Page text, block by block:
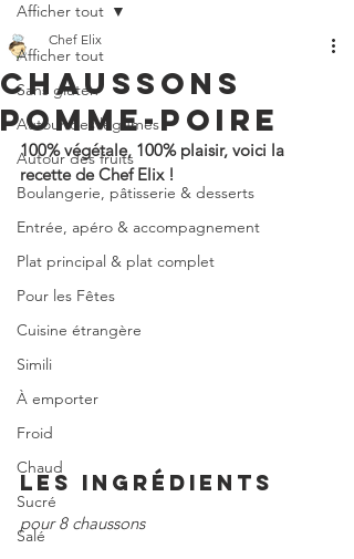
Afficher tout
Sans gluten
Autour des légumes
Autour des fruits
Boulangerie, pâtisserie & desserts
Entrée, apéro & accompagnement
Plat principal & plat complet
Pour les Fêtes
Cuisine étrangère
Simili
À emporter
Froid
Chaud
Sucré
Salé
Afficher tout
CHAUSSONS
POMME-POIRE
Chef Elix
100% végétale, 100% plaisir, voici la
recette de Chef Elix !
LES INGRÉDIENTS
pour 8 chaussons